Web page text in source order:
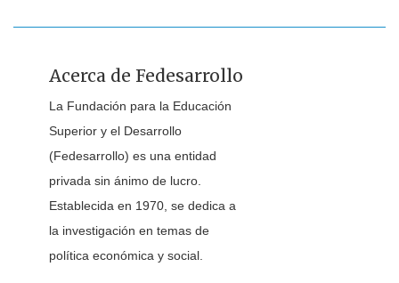
Acerca de Fedesarrollo
La Fundación para la Educación
Superior y el Desarrollo
(Fedesarrollo) es una entidad
privada sin ánimo de lucro.
Establecida en 1970, se dedica a
la investigación en temas de
política económica y social.